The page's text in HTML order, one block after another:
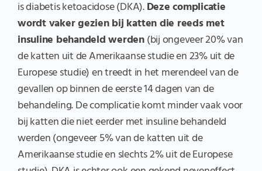
is diabetis ketoacidose (DKA).Deze complicatie
wordt vaker gezien bij katten die reeds met
insuline behandeld werden(bij ongeveer 20% van
de katten uit de Amerikaanse studie en 23% uit de
Europese studie) en treedt in het merendeel van de
gevallen op binnen de eerste 14 dagen van de
behandeling. De complicatie komt minder vaak voor
bij katten die niet eerder met insuline behandeld
werden (ongeveer 5% van de katten uit de
Amerikaanse studie en slechts 2% uit de Europese